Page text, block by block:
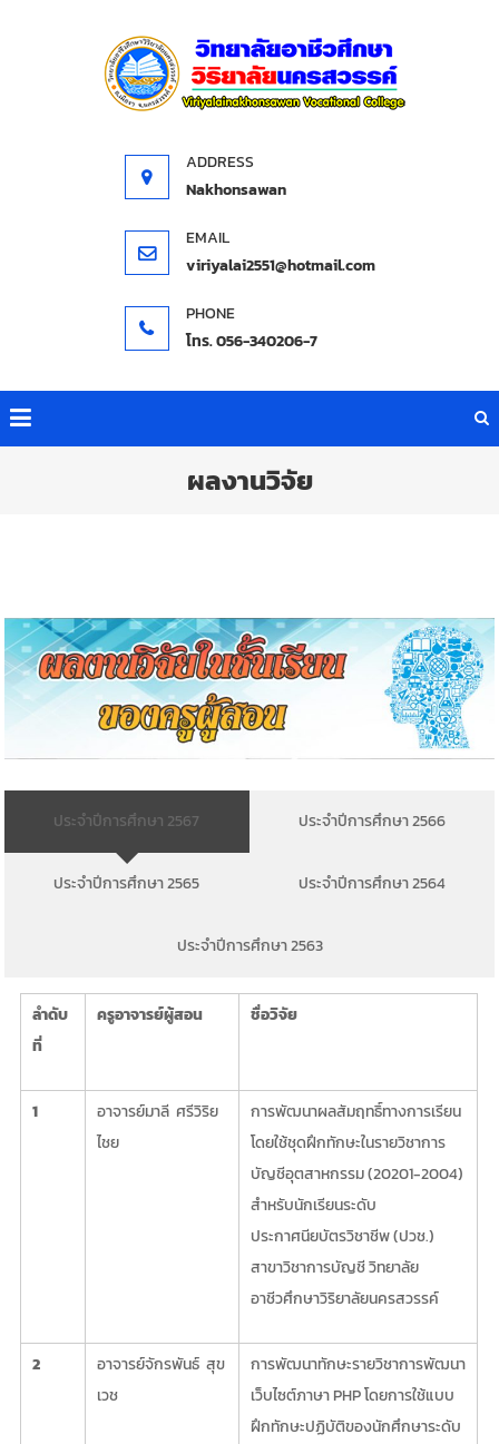
Nakhonsawan
viriyalai2551@hotmail.com
โทร. 056-340206-7
ผลงานวิจัย
ประจำปีการศึกษา 2567 ประจำปีการศึกษา 2566
ประจำปีการศึกษา 2565 ประจำปีการศึกษา 2564
ประจำปีการศึกษา 2563
ลำดับ
ที่
ครูอาจารย์ผู้สอน ชื่อวิจัย
1
อาจารย์มาลี ศรีวิริย
ไชย
การพัฒนาผลสัมฤทธิ์ทางการเรียน
โดยใช้ชุดฝึกทักษะในรายวิชาการ
บัญชีอุตสาหกรรม (20201-2004)
สำหรับนักเรียนระดับ
ประกาศนียบัตรวิชาชีพ (ปวช.)
สาขาวิชาการบัญชี วิทยาลัย
อาชีวศึกษาวิริยาลัยนครสวรรค์
2
อาจารย์จักรพันธ์ สุข
เวช
การพัฒนาทักษะรายวิชาการพัฒนา
เว็บไซต์ภาษา PHP โดยการใช้แบบ
ฝึกทักษะปฏิบัติของนักศึกษาระดับ